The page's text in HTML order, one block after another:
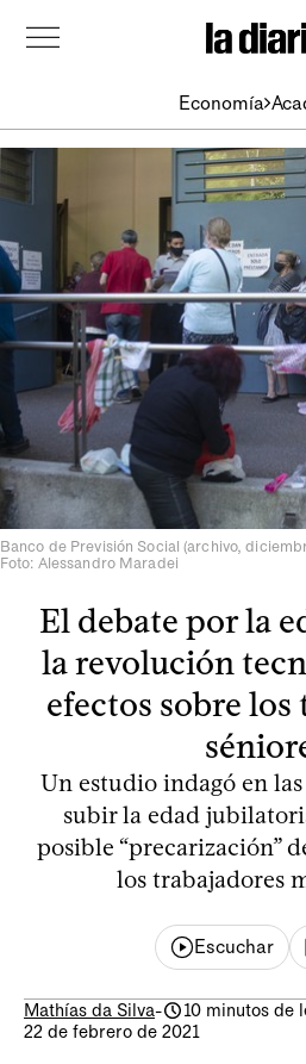
Economía
Banco de Previsión Social (archivo,
Foto: Alessandro Maradei
El debate por la
la revolución
efectos sobre
Un estudio indagó en
subir la edad
posible “precarización”
los trabajadores
Escuchar
Mathías da Silva-
10 minutos de
22 de febrero de 2021